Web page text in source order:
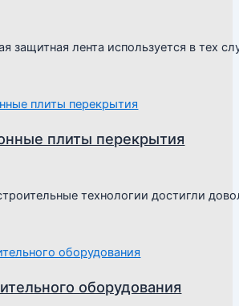
защитная лента используется в тех
плиты перекрытия
технологии достигли
оборудования